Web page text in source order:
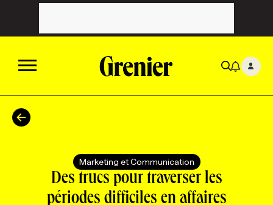
ACTUALITÉS
CATÉGORIES
TOUTES LES CATÉGORIES
CHRONIQUES
FORFAITS ABONNEMENT
INFOLETTRES
Marketing et Communication
Des trucs pour traverser les
périodes difficiles en affaires